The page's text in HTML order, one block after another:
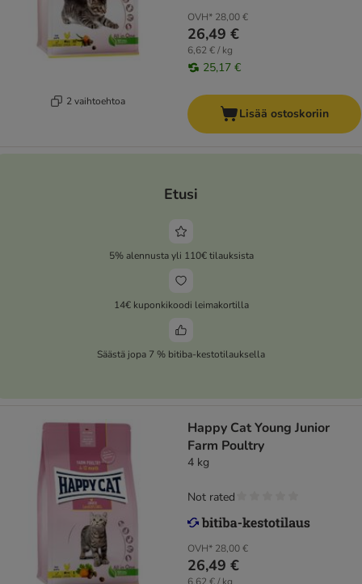
2 vaihtoehtoa
OVH* 28,00 €
26,49 €
6,62 € / kg
25,17 €
Lisää ostoskoriin
Etusi
5% alennusta yli 110€ tilauksista
14€ kuponkikoodi leimakortilla
Säästä jopa 7 % bitiba-kestotilauksella
Happy Cat Young Junior
Farm Poultry
4 kg
OVH* 28,00 €
26,49 €
Not rated